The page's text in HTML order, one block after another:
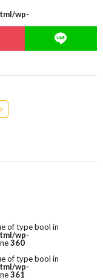
wp-
of type bool in
wp-
360
of type bool in
wp-
361